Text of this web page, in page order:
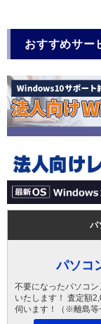
おすすめサー
パ
パソコ
不要になったパソコ
いたします！ 査定額
伺います！（※離島等